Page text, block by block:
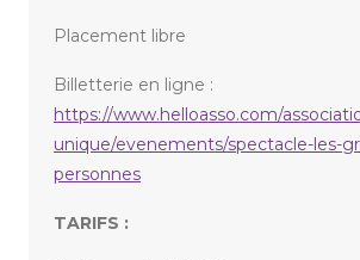
Placement libre
Billetterie en ligne :
https://www.helloasso.com/
unique/evenements/spectacle-les-
personnes
TARIFS :